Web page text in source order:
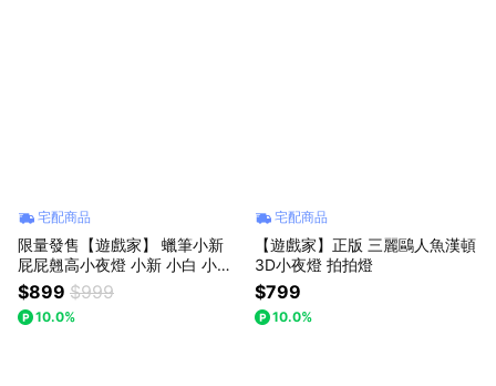
宅配商品
限量發售【遊戲家】 蠟筆小新
屁屁翹高小夜燈 小新 小白 小夜
燈 蠟筆小新小夜燈 3D床頭燈 -
蠟筆小新
$899 $999
10.0%
宅配商品
【遊戲家】正版 三麗鷗人魚漢頓
3D小夜燈 拍拍燈
$799
10.0%